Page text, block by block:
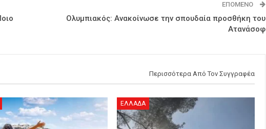
ΕΠΌΜΕΝΟ
Ολυμπιακός: Ανακοίνωσε την σπουδαία προσθήκη του
Ατανάσοφ
Περισσότερα Από Τον Συγγραφέα
ΕΛΛΑΔΑ